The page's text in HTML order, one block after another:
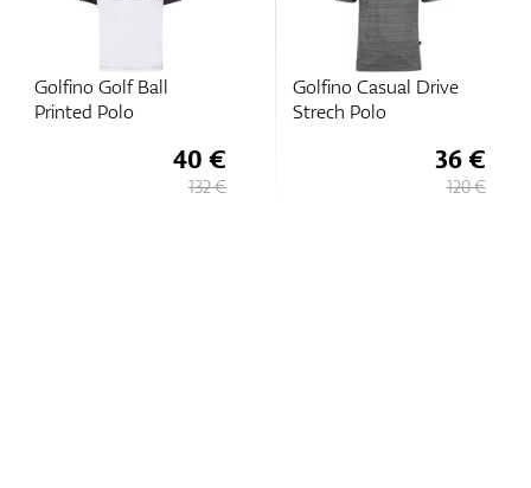
Golfino Golf Ball
Printed Polo
40 €
132 €
Golfino Casual Drive
Strech Polo
36 €
120 €